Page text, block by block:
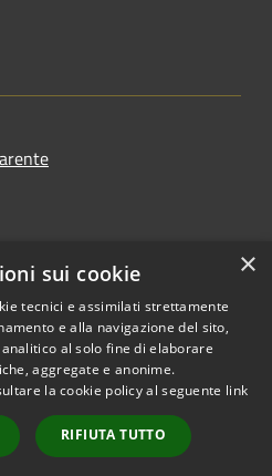
2025
Copyright © 2026 • Comune di
Osio Sotto • Powered by
Municipium•
Accesso
redazione
×
sui cookie
tecnici e assimilati strettamente
e alla navigazione del sito,
al solo fine di elaborare
aggregate e anonime.
la cookie policy al seguente link
RIFIUTA TUTTO